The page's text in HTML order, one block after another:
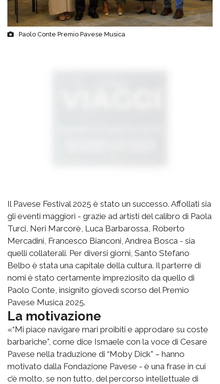
Paolo Conte Premio Pavese Musica
Il Pavese Festival 2025 è stato un successo. Affollati sia
gli eventi maggiori - grazie ad artisti del calibro di Paola
Turci, Neri Marcorè, Luca Barbarossa, Roberto
Mercadini, Francesco Bianconi, Andrea Bosca - sia
quelli collaterali. Per diversi giorni, Santo Stefano
Belbo è stata una capitale della cultura. Il parterre di
nomi è stato certamente impreziosito da quello di
Paolo Conte, insignito giovedì scorso del Premio
Pavese Musica 2025.
La motivazione
«“Mi piace navigare mari proibiti e approdare su coste
barbariche”, come dice Ismaele con la voce di Cesare
Pavese nella traduzione di “Moby Dick” – hanno
motivato dalla Fondazione Pavese - è una frase in cui
c’è molto, se non tutto, del percorso intellettuale di